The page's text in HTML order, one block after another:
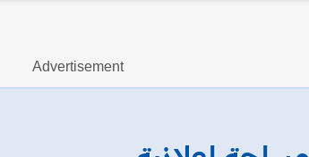
Advertisement